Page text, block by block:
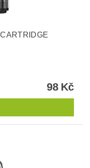
98 Kč